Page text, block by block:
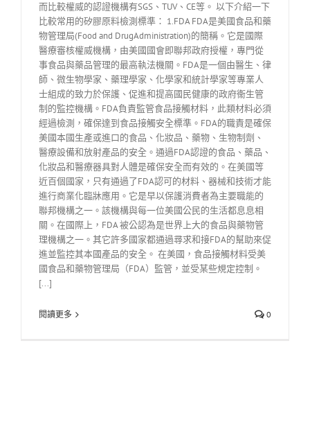
而比較權威的認證機構有SGS、TUV、CE等。 以下介紹一下
比較常用的矽膠原料檢測標準： 1.FDA FDA是美國食品和藥
物管理局(Food and DrugAdministration)的簡稱。它是國際
醫療審核權威機構，由美國國會即聯邦政府授權，專門從
事食品與藥品管理的最高執法機關。FDA是一個由醫生、律
師、微生物學家、藥理學家、化學家和統計學家等專業人
士組成的致力於保護、促進和提高國民健康的政府衞生管
制的監控機構。FDA負責監管食品接觸材料，此類材料必須
經過檢測，確保達到食品接觸安全標準。FDA的職責是確保
美國本國生產或進口的食品、化妝品、藥物、生物制劑、
醫療設備和放射產品的安全。通過FDA認證的食品、藥品、
化妝品和醫療器具對人體是確保安全而有效的。在美國等
近百個國家，只有通過了FDA認可的材料、器械和技術才能
進行商業化臨牀應用。它是早以保護消費者為主要職能的
聯邦機構之一。該機構與每一位美國公民的生活都息息相
關。在國際上，FDA 被公認為是世界上大的食品與藥物管
理機構之一。其它許多國家都通過尋求和接FDA的幫助來促
進並監控其本國產品的安全。 在美國，食品接觸材料受美
國食品和藥物管理局（FDA）監管，並受某些規定控制。
[...]
閱讀更多 0